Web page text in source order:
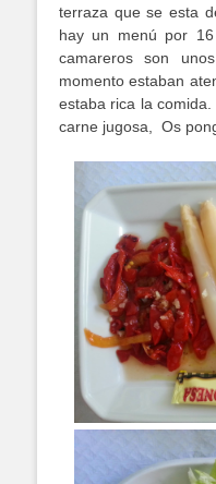
terraza que se esta
hay un menú por
camareros son
momento estaban
estaba rica la
carne jugosa, Os